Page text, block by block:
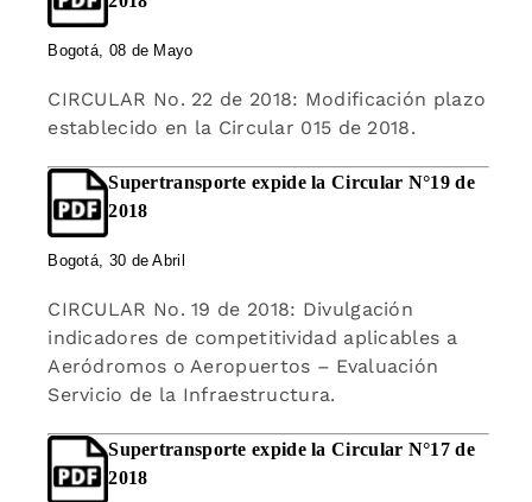
Bogotá, 08 de Mayo
CIRCULAR No. 22 de 2018: Modificación plazo
establecido en la Circular 015 de 2018.
Supertransporte expide la Circular N°19 de
2018
Bogotá, 30 de Abril
CIRCULAR No. 19 de 2018: Divulgación
indicadores de competitividad aplicables a
Aeródromos o Aeropuertos – Evaluación
Servicio de la Infraestructura.
Supertransporte expide la Circular N°17 de
2018